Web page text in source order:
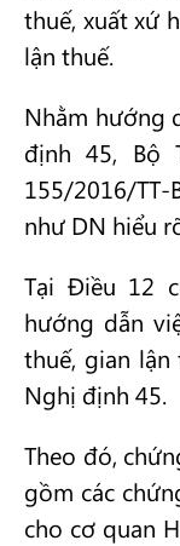
thuế, xuất xứ
lận thuế.
Nhằm hướng
định 45, Bộ
155/2016/
như DN hiểu
Tại Điều 12
hướng dẫn
thuế, gian
Nghị định 45.
Theo đó,
gồm các
cho cơ quan